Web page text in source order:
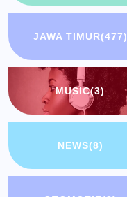
JAWA TIMUR(477)
MUSIC(3)
NEWS(8)